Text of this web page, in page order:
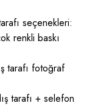
seçenekleri:
renkli baskı
tarafı fotoğraf
tarafı + selefon